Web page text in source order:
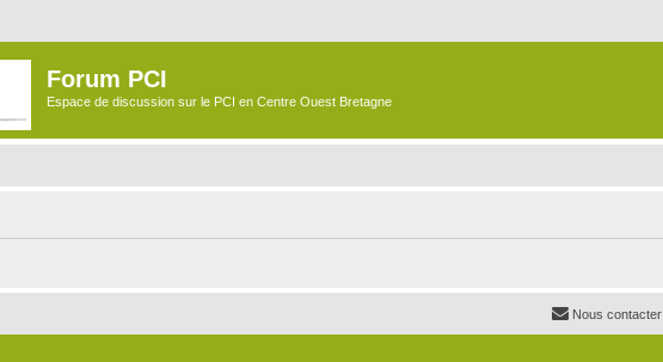
Forum PCI
Espace de discussion sur le PCI en Centre Ouest Bretagne
Nous contacter